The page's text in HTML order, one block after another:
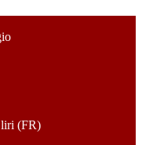
liri (FR)